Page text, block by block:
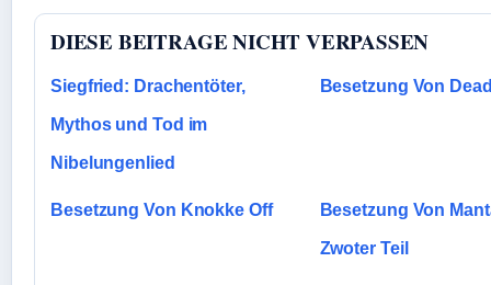
DIESE BEITRAGE NICHT VERPASSEN
Siegfried: Drachentöter,
Mythos und Tod im
Nibelungenlied
Besetzung Von
Besetzung Von Knokke Off Besetzung Von
Zwoter Teil